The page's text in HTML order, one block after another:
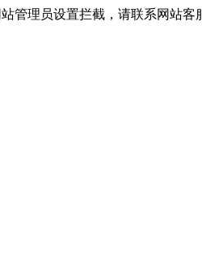
管理员设置拦截，请联系网站客